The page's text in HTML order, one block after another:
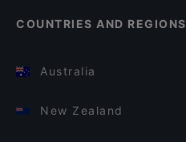
COUNTRIES AND REGIONS
Australia
New Zealand